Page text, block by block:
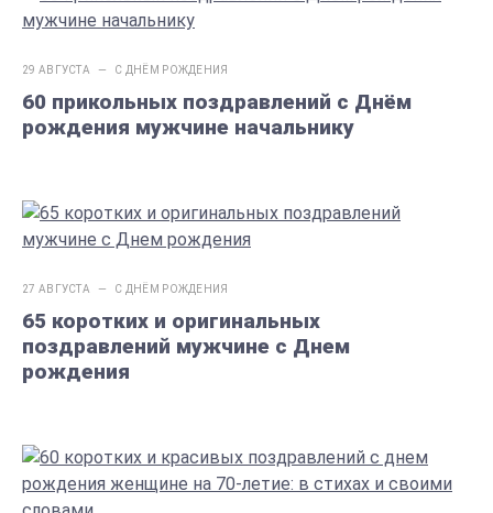
29 АВГУСТА — С ДНЁМ РОЖДЕНИЯ
60 прикольных поздравлений с Днём
рождения мужчине начальнику
27 АВГУСТА — С ДНЁМ РОЖДЕНИЯ
65 коротких и оригинальных
поздравлений мужчине с Днем
рождения